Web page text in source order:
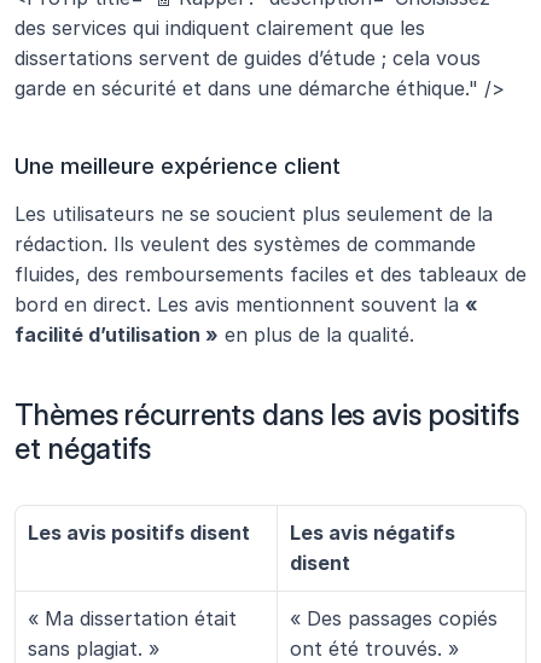
des services qui indiquent clairement que les
dissertations servent de guides d’étude ; cela vous
garde en sécurité et dans une démarche éthique." />
Une meilleure expérience client
Les utilisateurs ne se soucient plus seulement de la
rédaction. Ils veulent des systèmes de commande
fluides, des remboursements faciles et des tableaux de
bord en direct. Les avis mentionnent souvent la «
facilité d’utilisation » en plus de la qualité.
Thèmes récurrents dans les avis positifs
et négatifs
Les avis positifs disent
Les avis négatifs
disent
« Ma dissertation était
sans plagiat. »
« Des passages copiés
ont été trouvés. »